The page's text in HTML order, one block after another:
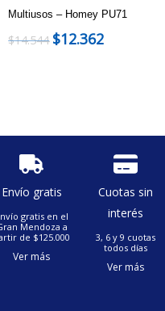
Multiusos – Homey PU71
$14.544 $12.362
Envío gratis
gratis en el
Mendoza a
de $125.000
Ver más
Cuotas sin
interés
3, 6 y 9 cuotas
todos días
Ver más